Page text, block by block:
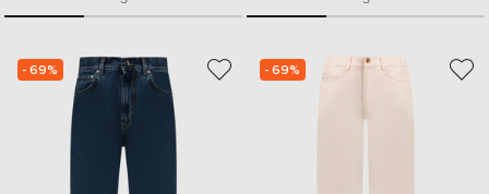
- 69% - 69%